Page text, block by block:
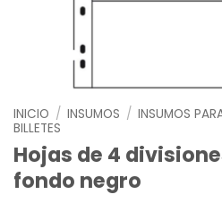
INICIO / INSUMOS / INSUMOS
BILLETES
Hojas de 4
fondo negro